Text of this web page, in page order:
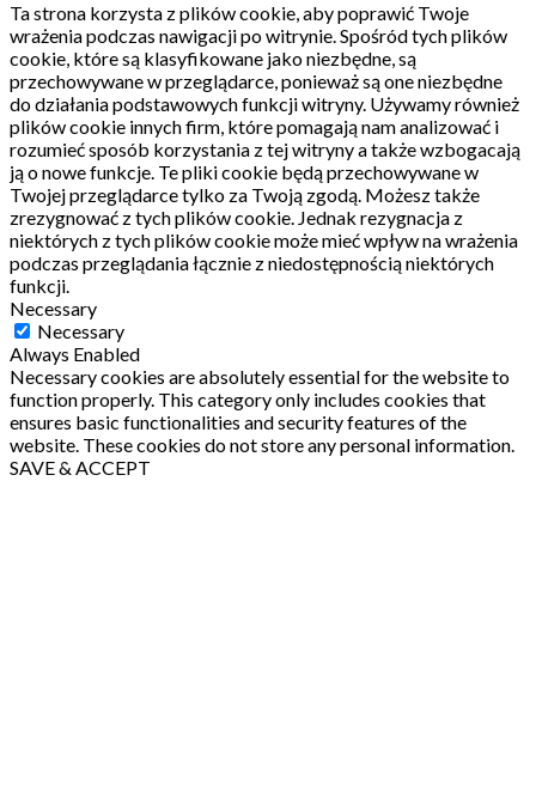
Ta strona korzysta z plików cookie, aby poprawić Twoje
wrażenia podczas nawigacji po witrynie.Spośród tych plików
cookie, które są klasyfikowane jako niezbędne, są
przechowywane w przeglądarce, ponieważ są one niezbędne
do działania podstawowych funkcji witryny. Używamy również
plików cookie innych firm, które pomagają nam analizować i
rozumieć sposób korzystania z tej witryny a także wzbogacają
ją o nowe funkcje. Te pliki cookie będą przechowywane w
Twojej przeglądarce tylko za Twoją zgodą. Możesz także
zrezygnować z tych plików cookie. Jednak rezygnacja z
niektórych z tych plików cookie może mieć wpływ na wrażenia
podczas przeglądania łącznie z niedostępnością niektórych
funkcji.
Necessary
Necessary
Always Enabled
Necessary cookies are absolutely essential for the website to
function properly. This category only includes cookies that
ensures basic functionalities and security features of the
website. These cookies do not store any personal information.
SAVE & ACCEPT